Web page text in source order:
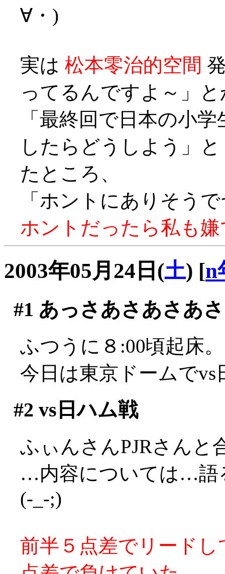
∀・)
実は 松本零治的空間
ってるんですよ～」
「最終回で日本の小
したらどうしよう」と
たところ、
「ホントにありそう
ホントだったら私も嫌
2003年05月24日(土) [n
#1 あっさあさあさあ
ふつうに８:00頃起床。
今日は東京ドームで
#2 vs日ハム戦
ふぃんさんPJRさんと
…内容については…語
(-_-;)
前半５点差でリード